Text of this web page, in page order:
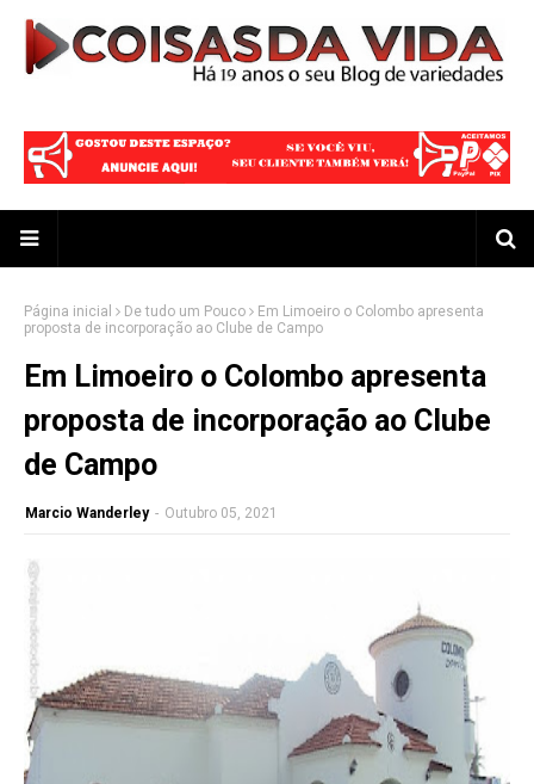
Página inicial De tudo um Pouco
Em Limoeiro o Colombo apresenta
proposta de incorporação ao Clube de Campo
Em Limoeiro o Colombo apresenta
proposta de incorporação ao Clube
de Campo
Marcio Wanderley - Outubro 05, 2021